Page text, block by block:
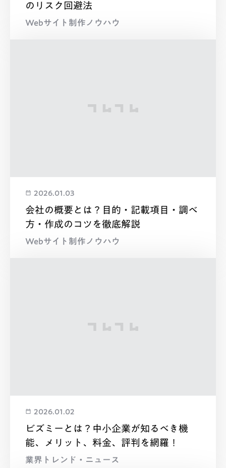
のリスク回避法
Webサイト制作ノウハウ
2026.01.03
会社の概要とは？目的・記載項目・調べ
方・作成のコツを徹底解説
Webサイト制作ノウハウ
2026.01.02
ビズミーとは？中小企業が知るべき機
能、メリット、料金、評判を網羅！
業界トレンド・ニュース